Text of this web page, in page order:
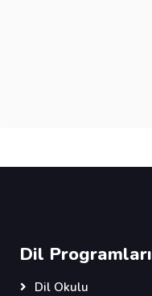
Dil Programları
Dil Okulu